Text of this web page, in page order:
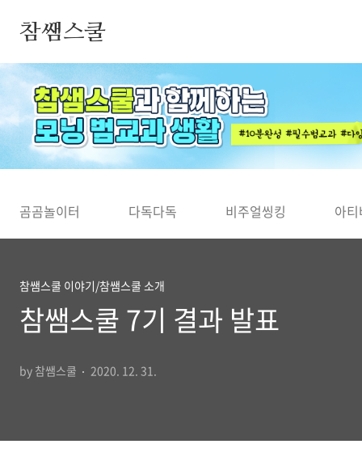
참쌤스쿨
◀
곰곰놀이터 다독다독 비주얼씽킹 아
참쌤스쿨 이야기/참쌤스쿨 소개
참쌤스쿨 7기 결과 발표
by 참쌤스쿨 2020. 12. 31.